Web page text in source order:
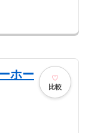
ホー
比較